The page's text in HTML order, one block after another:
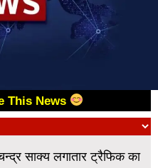
This News
साक्य लगातार ट्रैफिक का